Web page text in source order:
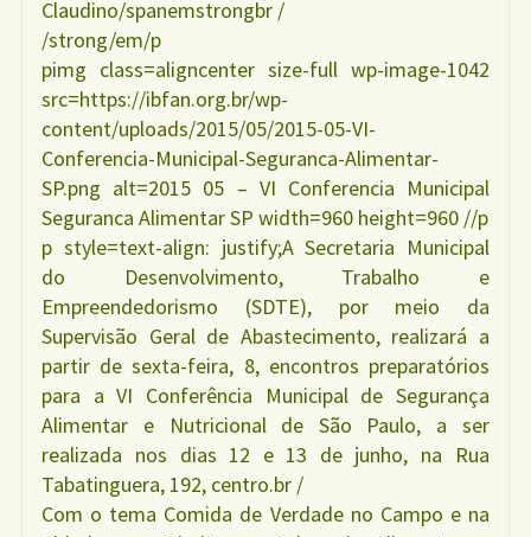
Claudino/spanemstrongbr /
/strong/em/p
pimg class=aligncenter size-full wp-image-1042
src=https://ibfan.org.br/wp-
content/uploads/2015/05/2015-05-VI-
Conferencia-Municipal-Seguranca-Alimentar-
SP.png alt=2015 05 – VI Conferencia Municipal
Seguranca Alimentar SP width=960 height=960 //p
p style=text-align: justify;A Secretaria Municipal
do Desenvolvimento, Trabalho e
Empreendedorismo (SDTE), por meio da
Supervisão Geral de Abastecimento, realizará a
partir de sexta-feira, 8, encontros preparatórios
para a VI Conferência Municipal de Segurança
Alimentar e Nutricional de São Paulo, a ser
realizada nos dias 12 e 13 de junho, na Rua
Tabatinguera, 192, centro.br /
Com o tema Comida de Verdade no Campo e na